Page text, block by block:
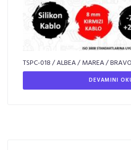
TSPC-018 / ALBEA / MAREA /
DEVAMINI